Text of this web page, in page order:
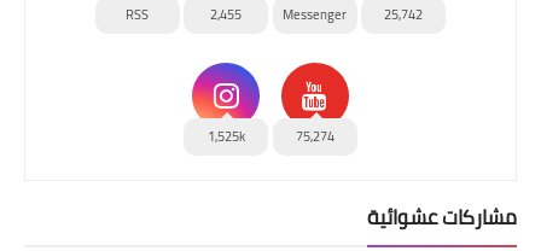
25,742
Messenger
2,455
RSS
75,274
1,525k
مشاركات عشوائية